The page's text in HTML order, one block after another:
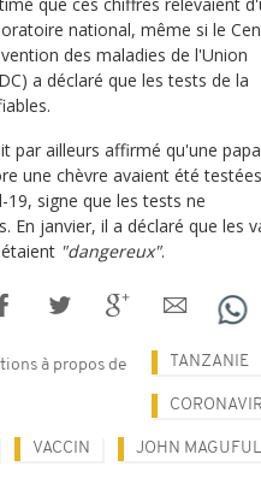
que ces chiffres relevaient
national, même si le
des maladies de l'Union
a déclaré que les tests de la
par ailleurs affirmé qu'une
une chèvre avaient été testées
19, signe que les tests ne
En janvier, il a déclaré que les
"dangereux".
à propos de TANZANIE
VACCIN JOHN